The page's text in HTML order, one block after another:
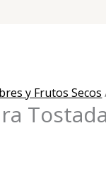
y Frutos Secos
Tostada